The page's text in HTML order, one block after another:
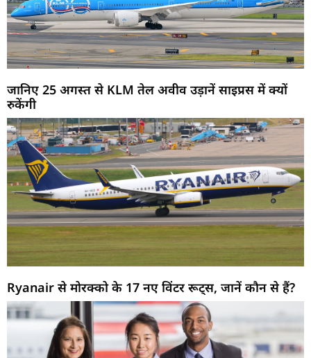
जानिए 25 अगस्त से KLM तेल अवीव उड़ानें साइप्रस में क्यों
रुकेंगी
Ryanair से मोरक्को के 17 नए विंटर रूट्स, जानें कौन से हैं?